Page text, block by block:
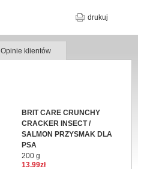
drukuj
Opinie klientów
BRIT CARE CRUNCHY
CRACKER INSECT /
SALMON PRZYSMAK DLA
PSA
200 g
13.99zł